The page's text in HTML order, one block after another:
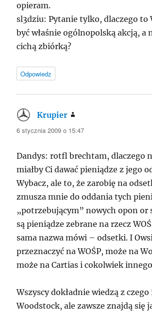
opieram.
sl3dziu: Pytanie tylko, dlaczego to
być właśnie ogólnopolską akcją, a
cichą zbiórką?
Odpowiedz
Krupier
6 stycznia 2009 o 15:47
Dandys: rotfl brechtam, dlaczego
miałby Ci dawać pieniądze z jego
Wybacz, ale to, że zarobię na
zmusza mnie do oddania tych
„potrzebującym” nowych opon or
są pieniądze zebrane na rzecz
sama nazwa mówi – odsetki. I
przeznaczyć na WOŚP, może na
może na Cartias i cokolwiek
Wszyscy dokładnie wiedzą z
Woodstock, ale zawsze znajdą się